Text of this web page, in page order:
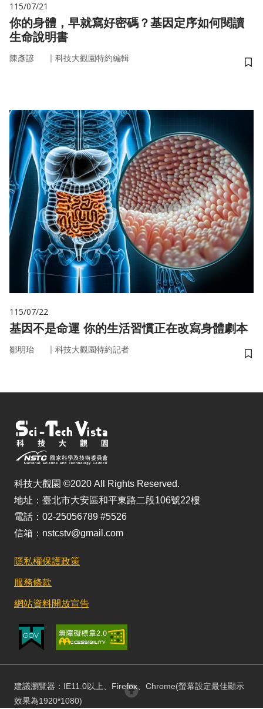
115/07/21
你的身體，早就寫好密碼？基因定序如何閱讀
生命說明書
陳彥諺 ｜ 科技大觀園特約編輯
儲
115/07/22
基因不是命運 你的生活習慣正在改寫身體劇本
鄒明珆 ｜ 科技大觀園特約記者
儲
科技大觀園 ©2020 All Rights Reserved.
地址：臺北市大安區和平東路二段106號22樓
電話：02-25056789 #5526
信箱：nstcstv@gmail.com
隱私權保護政策
服務條款
網站資料開放宣告
建議瀏覽器：IE11.0以上、Firefox、Chrome(螢幕設定最佳顯示
效果為1920*1080)
回頂部